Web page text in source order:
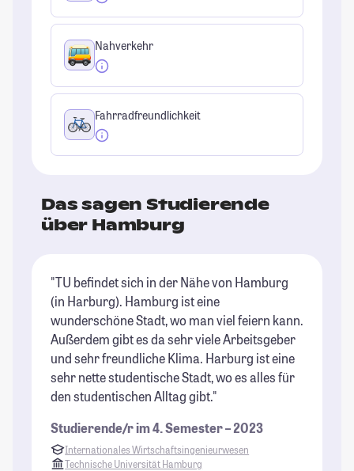
Nahverkehr
Fahrradfreundlichkeit
Das sagen Studierende
über Hamburg
"TU befindet sich in der Nähe von Hamburg
(in Harburg). Hamburg ist eine
wunderschöne Stadt, wo man viel feiern kann.
Außerdem gibt es da sehr viele Arbeitsgeber
und sehr freundliche Klima. Harburg ist eine
sehr nette studentische Stadt, wo es alles für
den studentischen Alltag gibt."
Studierende/r im 4. Semester – 2023
Internationales Wirtschaftsingenieurwesen
Technische Universität Hamburg